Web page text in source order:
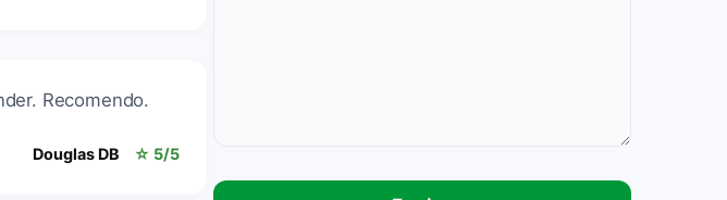
Recomendo.
Douglas DB ☆ 5/5